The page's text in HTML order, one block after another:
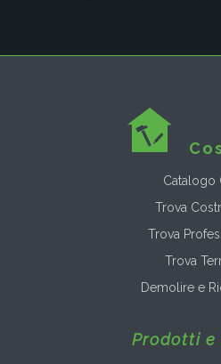
Catalogo
Trova
Trova
Trova
Demolire e
Prodotti e